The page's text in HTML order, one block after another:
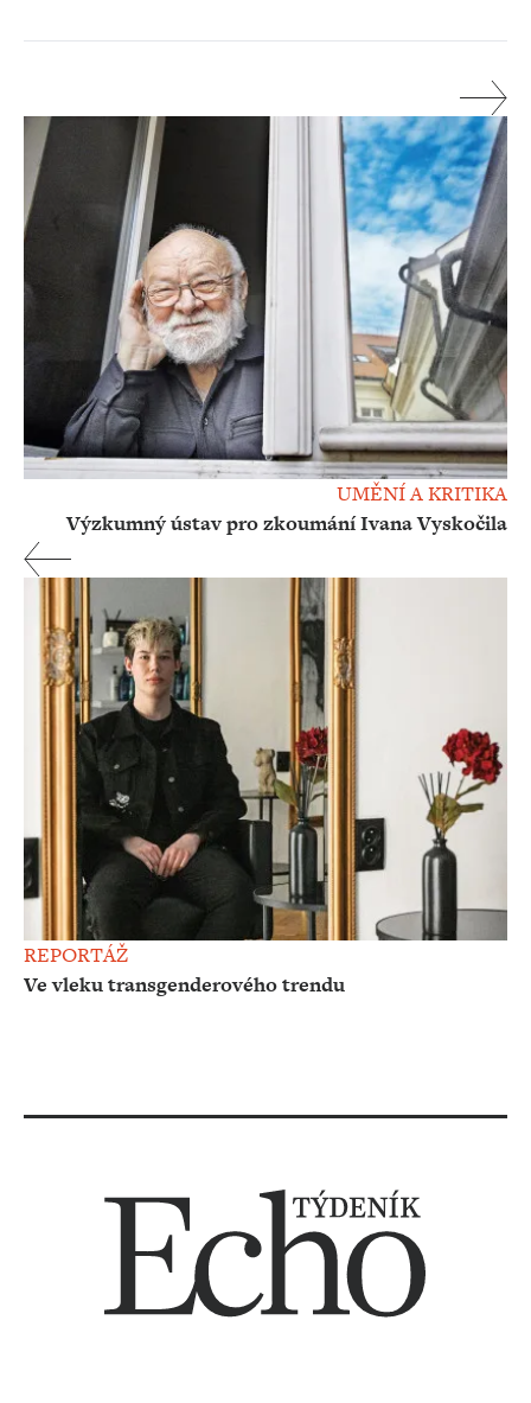
UMĚNÍ A KRITIKA
Výzkumný ústav pro zkoumání Ivana Vyskočila
REPORTÁŽ
Ve vleku transgenderového trendu